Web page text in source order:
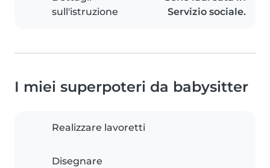
sull'istruzione
Servizio sociale.
I miei superpoteri da babysitter
Realizzare lavoretti
Disegnare